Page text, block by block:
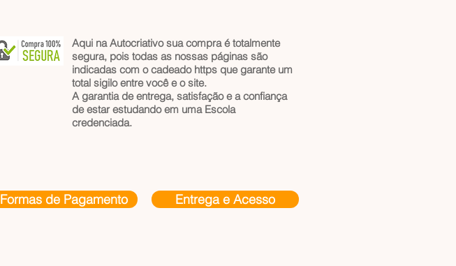
Aqui na Autocriativo sua compra é totalmente
segura, pois todas as nossas páginas são
indicadas com o cadeado https que garante um
total sigilo entre você e o site.
A garantia de entrega, satisfação e a confiança
de estar estudando em uma Escola
credenciada.
Formas de Pagamento Entrega e Acesso